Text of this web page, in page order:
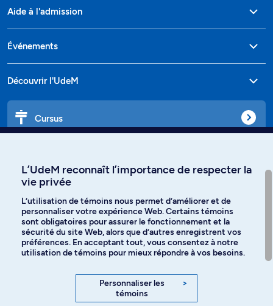
Aide à l'admission
Événements
Découvrir l'UdeM
Cursus
Langues
Facebook Instagram
YouTube
L’UdeM reconnaît l’importance de respecter la
vie privée
L’utilisation de témoins nous permet d’améliorer et de
personnaliser votre expérience Web. Certains témoins
sont obligatoires pour assurer le fonctionnement et la
sécurité du site Web, alors que d’autres enregistrent vos
préférences. En acceptant tout, vous consentez à notre
utilisation de témoins pour mieux répondre à vos besoins.
Personnaliser les
témoins
>